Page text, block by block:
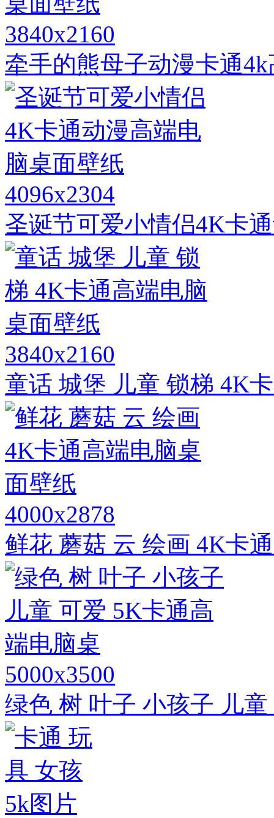
3840x2160
牵手的熊母子动漫卡通
4096x2304
圣诞节可爱小情侣4K卡
3840x2160
童话 城堡 儿童 锁梯 4K
4000x2878
鲜花 蘑菇 云 绘画 4K卡
5000x3500
绿色 树 叶子 小孩子 儿